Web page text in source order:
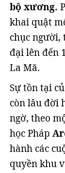
bộ xương.
khai quật
chục người,
đại lên đến
La Mã.
Sự tồn tại
còn lâu đời
ngờ, theo
học Pháp
hành các
quyền khu